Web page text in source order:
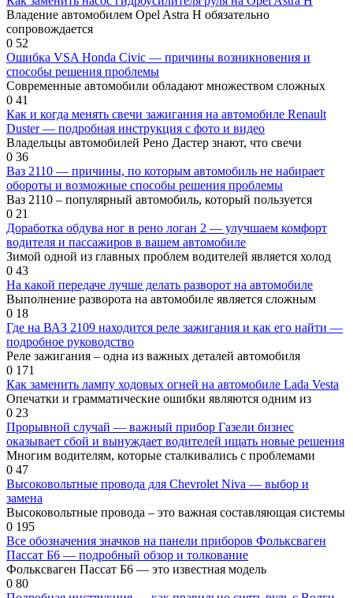
Владение автомобилем Opel Astra H обязательно
сопровождается
0 52
Ошибка VSA Honda Civic — причины возникновения и
способы решения проблемы
Современные автомобили обладают множеством сложных
0 41
Как и когда менять свечи зажигания на автомобиле Renault
Duster — подробная инструкция с фото и видео
Владельцы автомобилей Рено Дастер знают, что свечи
0 36
Ваз 2110 — причины, по которым автомобиль не набирает
обороты и возможные способы решения проблемы
Ваз 2110 – популярный автомобиль, который пользуется
0 21
Доработка обдува ног в рено логан 2 — улучшаем комфорт
водителя и пассажиров в вашем автомобиле
Зимой одной из главных проблем водителей является холод
0 43
На какой передаче лучше делать разворот на автомобиле
Выполнение разворота на автомобиле является сложным
0 18
Где на ВАЗ 2109 находится реле зажигания и как его найти —
подробное руководство
Реле зажигания – одна из важных деталей автомобиля
0 171
Как заменить лампу ходовых огней на автомобиле Lada Vesta
Опечатки и грамматические ошибки являются одним из
0 23
Прорывной случай — важный прибор Газели бизнес
оказывает сбой и вынуждает водителей ищать новые решения
Многим водителям, которые сталкивались с проблемами
0 47
Высоковольтные провода для Chevrolet Niva — выбор и
замена
Высоковольтные провода – это важная составляющая системы
0 195
Все обозначения значков на панели приборов Фольксваген
Пассат Б6 — подробный обзор и толкование
Фольксваген Пассат Б6 — это известная модель
0 80